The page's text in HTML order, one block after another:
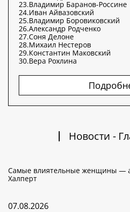
23.Владимир Баранов-Россине
24.Иван Айвазовский
25.Владимир Боровиковский
26.Александр Родченко
27.Соня Делоне
28.Михаил Нестеров
29.Константин Маковский
30.Вера Рохлина
Новости -
Самые влиятельные женщины —
Халперт
07.08.2026